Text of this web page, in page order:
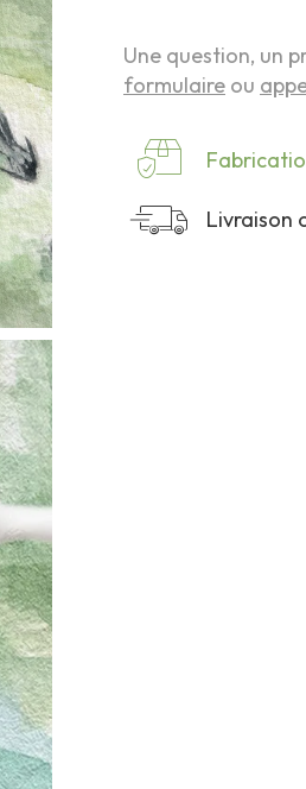
Une question, un
formulaire ou
Livraison